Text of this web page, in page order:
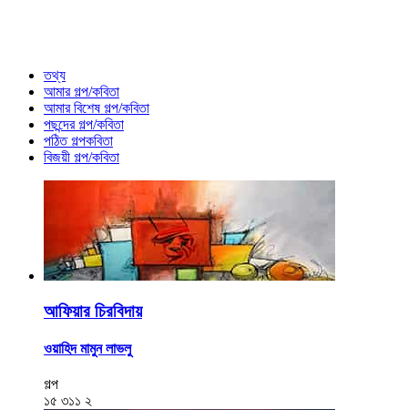
তথ্য
আমার গল্প/কবিতা
আমার বিশেষ গল্প/কবিতা
পছন্দের গল্প/কবিতা
পঠিত গল্পকবিতা
বিজয়ী গল্প/কবিতা
আফিয়ার চিরবিদায়
ওয়াহিদ মামুন লাভলু
গল্প
১৫ ৩১১ ২